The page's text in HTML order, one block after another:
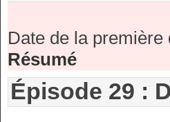
Date de la
Résumé
Épisode 29 :